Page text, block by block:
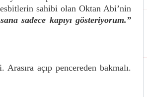
sahibi olan Oktan Abi’nin
sadece kapıyı gösteriyorum.”
açıp pencereden bakmalı.